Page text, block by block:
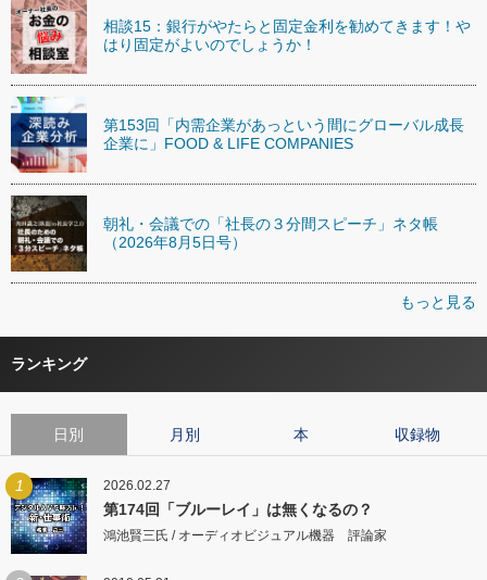
相談15：銀行がやたらと固定金利を勧めてきます！や
はり固定がよいのでしょうか！
第153回「内需企業があっという間にグローバル成長
企業に」FOOD & LIFE COMPANIES
朝礼・会議での「社長の３分間スピーチ」ネタ帳
（2026年8月5日号）
もっと見る
ランキング
日別 月別 本 収録物
1 2026.02.27
第174回「ブルーレイ」は無くなるの？
鴻池賢三氏 / オーディオビジュアル機器 評論家